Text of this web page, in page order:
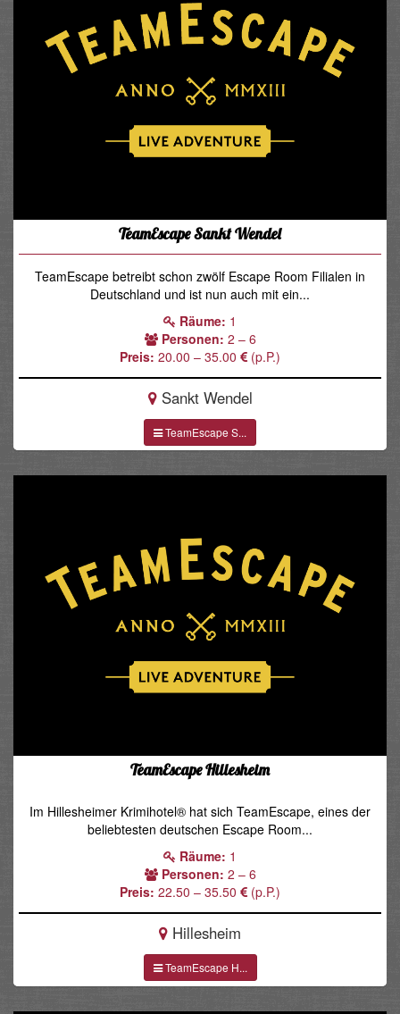
TeamEscape Sankt Wendel
TeamEscape betreibt schon zwölf Escape Room Filialen in
Deutschland und ist nun auch mit ein...
Räume: 1
Personen: 2 – 6
Preis: 20.00 – 35.00 (p.P.)
Sankt Wendel
TeamEscape S...
TeamEscape Hillesheim
Im Hillesheimer Krimihotel® hat sich TeamEscape, eines der
beliebtesten deutschen Escape Room...
Räume: 1
Personen: 2 – 6
Preis: 22.50 – 35.50 (p.P.)
Hillesheim
TeamEscape H...